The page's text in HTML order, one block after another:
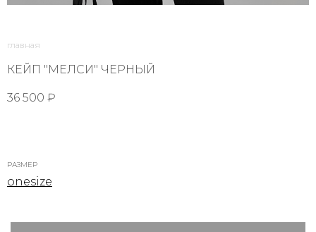
главная
КЕЙП "МЕЛСИ" ЧЕРНЫЙ
36 500 ₽
РАЗМЕР
onesize